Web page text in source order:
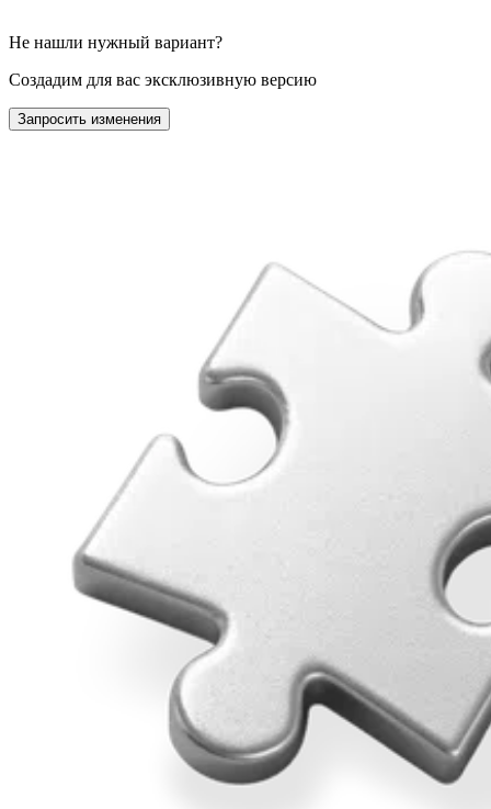
Не нашли нужный вариант?
Создадим для вас эксклюзивную версию
Запросить изменения